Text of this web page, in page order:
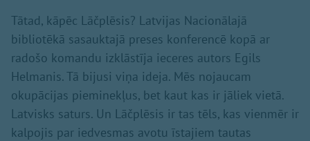
Tātad, kāpēc Lāčplēsis? Latvijas Nacionālajā
bibliotēkā sasauktajā preses konferencē kopā ar
radošo komandu izklāstīja ieceres autors Egils
Helmanis. Tā bijusi viņa ideja. Mēs nojaucam
okupācijas pieminekļus, bet kaut kas ir jāliek vietā.
Latvisks saturs. Un Lāčplēsis ir tas tēls, kas vienmēr ir
kalpojis par iedvesmas avotu īstajiem tautas